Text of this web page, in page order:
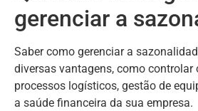
gerenciar a
Saber como gerenciar a
diversas vantagens, como controlar
processos logísticos, gestão de
a saúde financeira da sua empresa.